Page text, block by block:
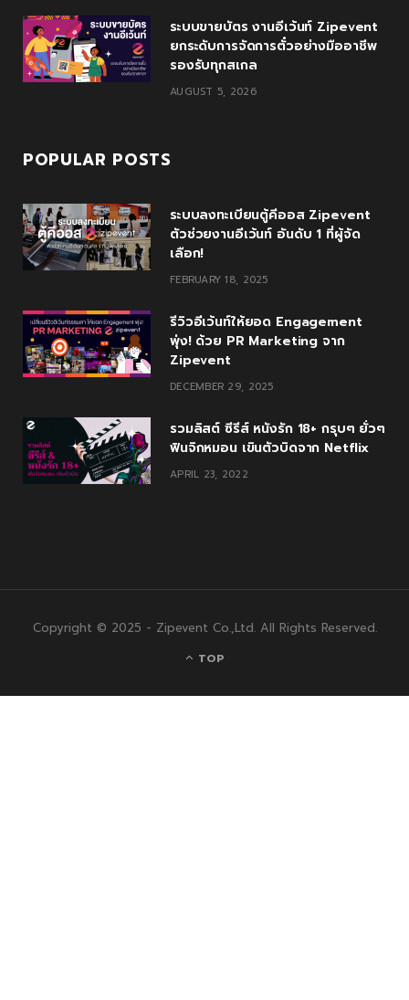
s
ระบบขายบัตร งานอีเว้นท์ Zipevent
ยกระดับการจัดการตั๋วอย่างมืออาชีพ
รองรับทุกสเกล
AUGUST 5, 2026
POPULAR POSTS
ระบบลงทะเบียนตู้คีออส Zipevent
ตัวช่วยงานอีเว้นท์ อันดับ 1 ที่ผู้จัด
เลือก!
FEBRUARY 18, 2025
รีวิวอีเว้นท์ให้ยอด Engagement
พุ่ง! ด้วย PR Marketing จาก
Zipevent
DECEMBER 29, 2025
รวมลิสต์ ซีรีส์ หนังรัก 18+ กรุบๆ ยั่วๆ
ฟินจิกหมอน เขินตัวบิดจาก Netflix
APRIL 23, 2022
Copyright © 2025 - Zipevent Co.,Ltd. All Rights Reserved.
TOP